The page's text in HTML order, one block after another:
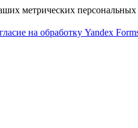
метрических
на обработку Yandex